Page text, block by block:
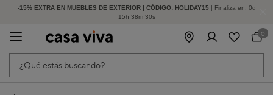
-15% EXTRA EN MUEBLES DE EXTERIOR | CÓDIGO: HOLIDAY15 | Finaliza en: 0d
15h 38m 29s
HASTA -60% DE DESCUENTO | SEGUNDAS REBAJAS
¿Qué estás buscando?
0